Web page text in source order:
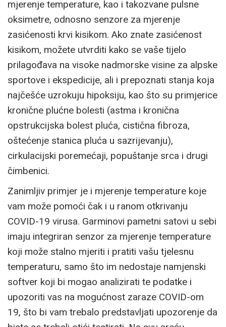
mjerenje temperature, kao i takozvane pulsne
oksimetre, odnosno senzore za mjerenje
zasićenosti krvi kisikom. Ako znate zasićenost
kisikom, možete utvrditi kako se vaše tijelo
prilagođava na visoke nadmorske visine za alpske
sportove i ekspedicije, ali i prepoznati stanja koja
najčešće uzrokuju hipoksiju, kao što su primjerice
kronične plućne bolesti (astma i kronična
opstrukcijska bolest pluća, cistična fibroza,
oštećenje stanica pluća u sazrijevanju),
cirkulacijski poremećaji, popuštanje srca i drugi
čimbenici.
Zanimljiv primjer je i mjerenje temperature koje
vam može pomoći čak i u ranom otkrivanju
COVID-19 virusa. Garminovi pametni satovi u sebi
imaju integriran senzor za mjerenje temperature
koji može stalno mjeriti i pratiti vašu tjelesnu
temperaturu, samo što im nedostaje namjenski
softver koji bi mogao analizirati te podatke i
upozoriti vas na mogućnost zaraze COVID-om
19, što bi vam trebalo predstavljati upozorenje da